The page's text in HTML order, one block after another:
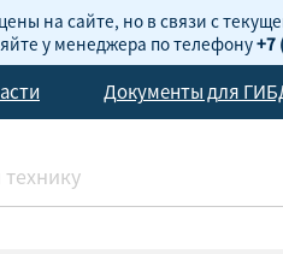
на сайте, но в связи с
у менеджера по телефону+7
Документы для